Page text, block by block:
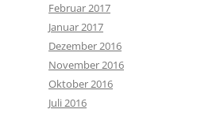
Februar 2017
Januar 2017
Dezember 2016
November 2016
Oktober 2016
Juli 2016